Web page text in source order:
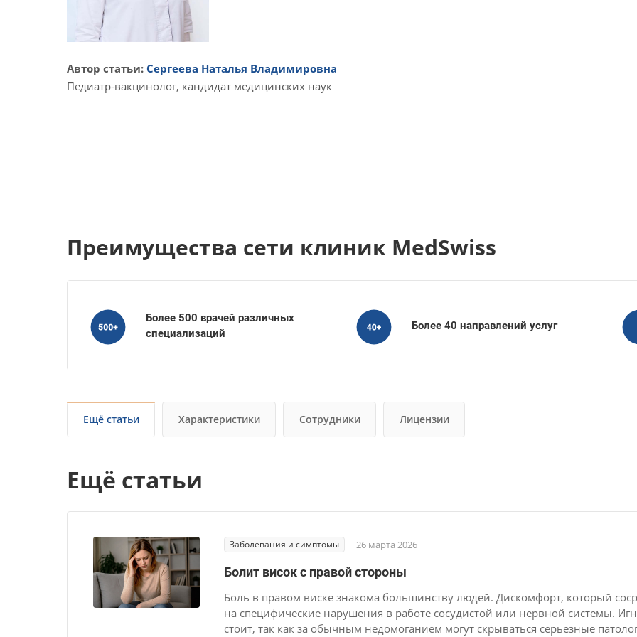
Автор статьи: Сергеева Наталья Владимировна
Педиатр-вакцинолог, кандидат медицинских наук
Преимущества сети клиник MedSwiss
Более 500 врачей различных
специализаций
Более 40 направлений услуг
Ещё статьи Характеристики Сотрудники Лицензии
Ещё статьи
Заболевания и симптомы 26 марта 2026
Болит висок с правой стороны
Боль в правом виске знакома большинству людей. Дискомфорт, который
на специфические нарушения в работе сосудистой или нервной системы.
стоит, так как за обычным недомоганием могут скрываться серьезные